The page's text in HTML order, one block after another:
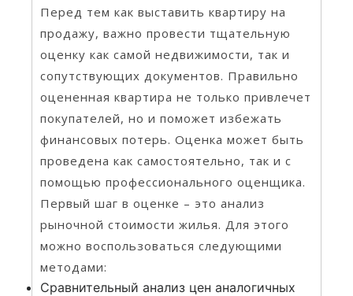
Перед тем как выставить квартиру на
продажу, важно провести тщательную
оценку как самой недвижимости, так и
сопутствующих документов. Правильно
оцененная квартира не только привлечет
покупателей, но и поможет избежать
финансовых потерь. Оценка может быть
проведена как самостоятельно, так и с
помощью профессионального оценщика.
Первый шаг в оценке – это анализ
рыночной стоимости жилья. Для этого
можно воспользоваться следующими
методами:
Сравнительный анализ цен аналогичных